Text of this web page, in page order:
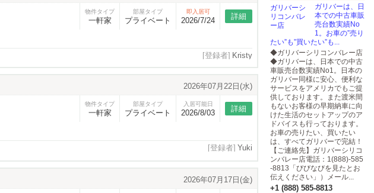
物件タイプ
一軒家
部屋タイプ
プライベート
即入居可
2026/7/24 詳細
[登録者] Kristy
2026年07月22日(水)
物件タイプ
一軒家
部屋タイプ
プライベート
入居可能日
2026/8/03 詳細
[登録者] Yuki
2026年07月17日(金)
ガリバーは、日
本での中古車販
売台数実績No
1。お車の”売り
たい”も”買いたい”も...
◆ガリバーシリコンバレー店
◆ガリバーは、日本での中古
車販売台数実績No1。日本の
ガリバー同様に安心、便利な
サービスをアメリカでもご提
供しております。また渡米間
もないお客様の早期納車に向
けた生活のセットアップのア
ドバイスも行っております。
お車の売りたい、買いたい
は、すべてガリバーで完結！
【ご連絡先】ガリバーシリコ
ンバレー店電話：1(888)-585
-8813「びびなびを見たとお
伝えください」）メール...
+1 (888) 585-8813